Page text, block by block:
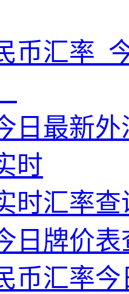
币汇率_
日最新
时
时汇率查
日牌价表
币汇率今